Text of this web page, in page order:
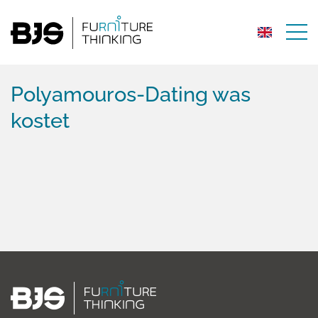
Polyamouros-Dating was
kostet